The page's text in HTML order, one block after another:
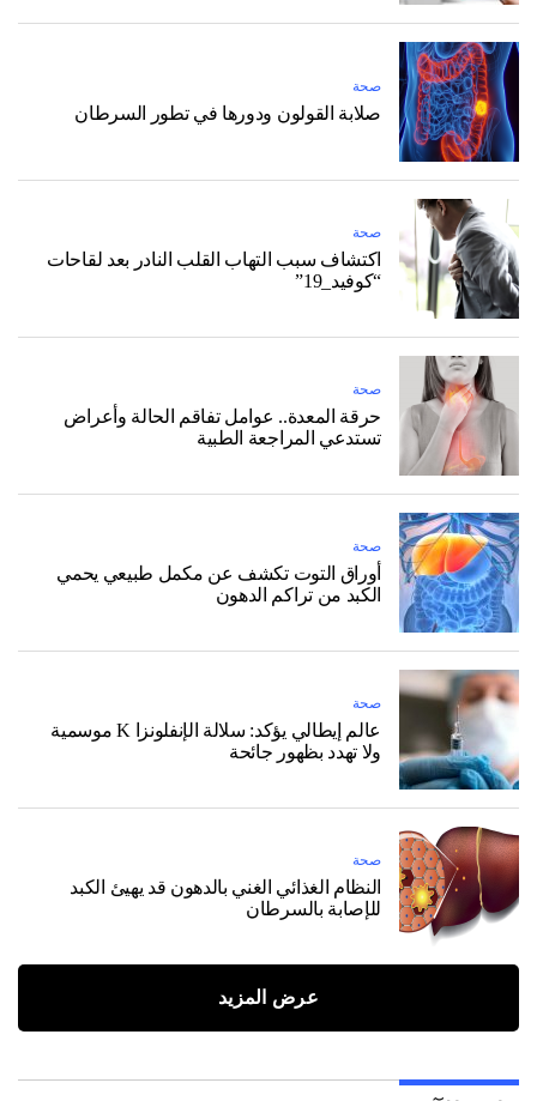
صحة
صلابة القولون ودورها في تطور السرطان
صحة
اكتشاف سبب التهاب القلب النادر بعد لقاحات
“كوفيد_19”
صحة
حرقة المعدة.. عوامل تفاقم الحالة وأعراض
تستدعي المراجعة الطبية
صحة
أوراق التوت تكشف عن مكمل طبيعي يحمي
الكبد من تراكم الدهون
صحة
عالم إيطالي يؤكد: سلالة الإنفلونزا K موسمية
ولا تهدد بظهور جائحة
صحة
النظام الغذائي الغني بالدهون قد يهيئ الكبد
للإصابة بالسرطان
عرض المزيد